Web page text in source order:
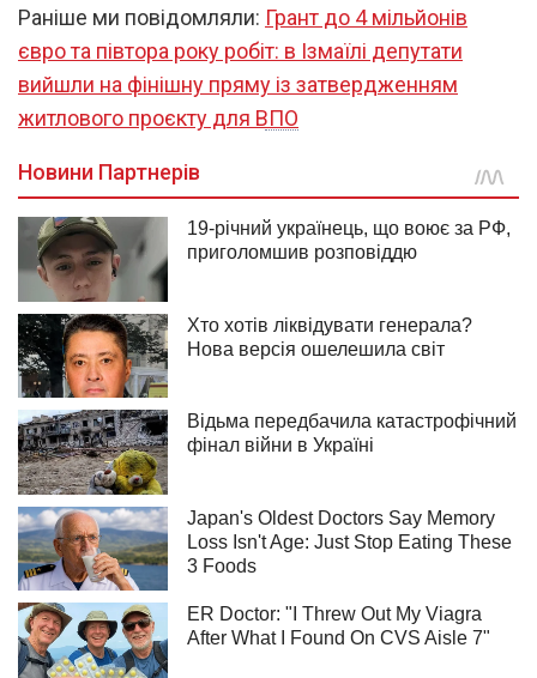
Раніше ми повідомляли: Грант до 4 мільйонів
євро та півтора року робіт: в Ізмаїлі депутати
вийшли на фінішну пряму із затвердженням
житлового проєкту для ВПО